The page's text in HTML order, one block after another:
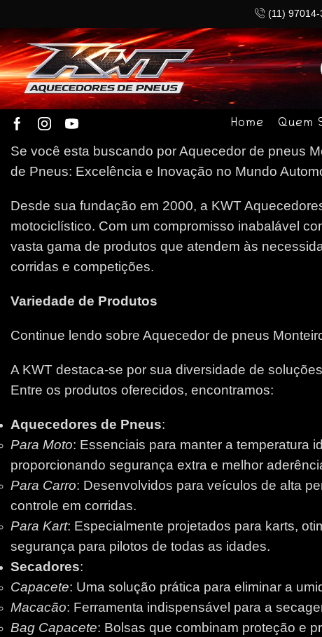
(11)
Home Quem
Se você esta buscando por Aquecedor de pneus
de Pneus: Excelência e Inovação no Mundo
Desde sua fundação em 2000, a KWT
motociclístico. Com um compromisso inabalável
vasta gama de produtos que atendem às
corridas e competições.
Variedade de Produtos
Continue lendo sobre Aquecedor de pneus
A KWT destaca-se por sua diversidade de
Entre os produtos oferecidos, encontramos:
Aquecedores de Pneus:
Para Moto: Essenciais para manter a temperatura
proporcionando segurança extra e melhor
Para Carro: Desenvolvidos para veículos de alta
controle em corridas.
Para Kart: Especialmente projetados para karts,
segurança para pilotos de todas as idades.
Secadores:
Capacete: Uma solução prática para eliminar a
Macacão: Ferramenta indispensável para a
Bag Capacete: Bolsas que combinam proteção e